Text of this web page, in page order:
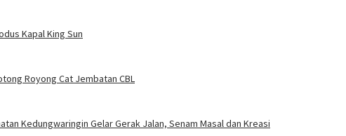
Kapal King Sun
Royong Cat Jembatan CBL
Kedungwaringin Gelar Gerak Jalan, Senam Masal dan Kreasi